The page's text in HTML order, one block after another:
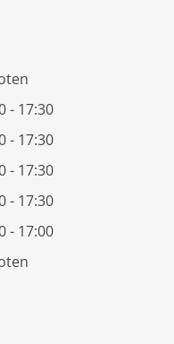
- 17:30
- 17:30
- 17:30
- 17:30
- 17:00